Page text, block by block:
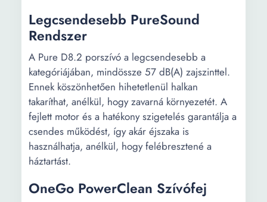
Legcsendesebb PureSound
Rendszer
A Pure D8.2 porszívó a legcsendesebb a
kategóriájában, mindössze 57 dB(A) zajszinttel.
Ennek köszönhetően hihetetlenül halkan
takaríthat, anélkül, hogy zavarná környezetét. A
fejlett motor és a hatékony szigetelés garantálja a
csendes működést, így akár éjszaka is
használhatja, anélkül, hogy felébresztené a
háztartást.
OneGo PowerClean Szívófej